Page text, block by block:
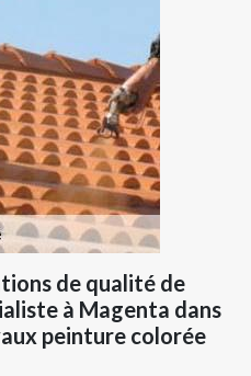
de qualité de
à Magenta dans
peinture colorée